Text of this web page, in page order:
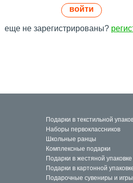
войти
еще не зарегистрированы?
Подарки в текстильной
Наборы первоклассников
Школьные ранцы
Комплексные подарки
Подарки в жестяной упаковке
Подарки в картонной
Подарочные сувениры и игры